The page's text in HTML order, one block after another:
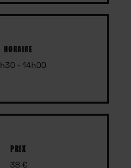
HORAIRE
- 14h00
PRIX
38 €